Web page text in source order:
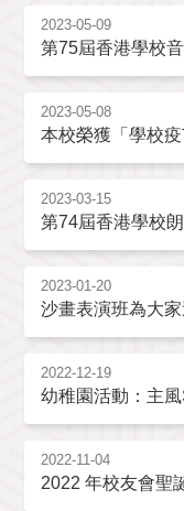
2023-05-09
第75屆香港學校
2023-05-08
本校榮獲「學校
2023-03-15
第74屆香港學校
2023-01-20
沙畫表演班為大
2022-12-19
幼稚園活動：主
2022-11-04
2022 年校友會聖